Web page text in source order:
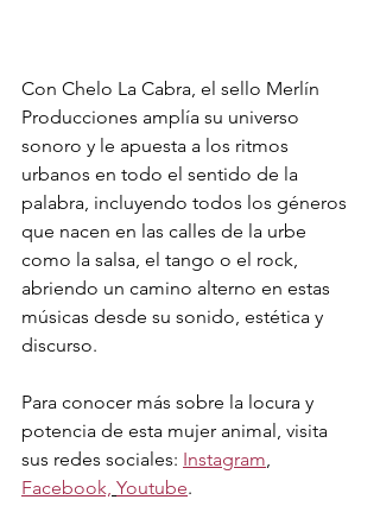
Con Chelo La Cabra, el sello Merlín
Producciones amplía su universo
sonoro y le apuesta a los ritmos
urbanos en todo el sentido de la
palabra, incluyendo todos los géneros
que nacen en las calles de la urbe
como la salsa, el tango o el rock,
abriendo un camino alterno en estas
músicas desde su sonido, estética y
discurso.
Para conocer más sobre la locura y
potencia de esta mujer animal, visita
sus redes sociales: Instagram,
Facebook, Youtube.